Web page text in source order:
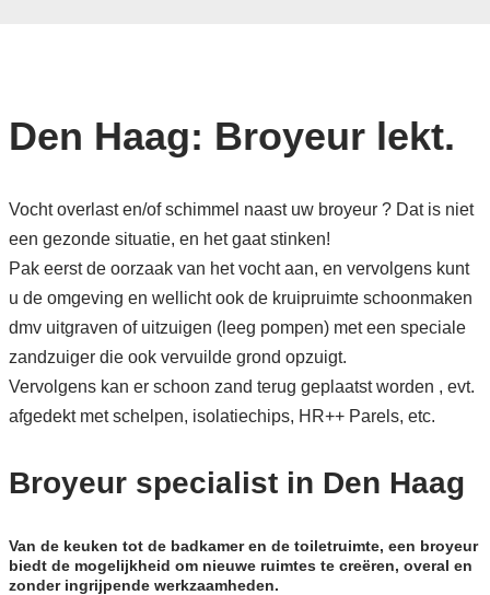
Den Haag: Broyeur lekt.
Vocht overlast en/of schimmel naast uw broyeur ? Dat is niet
een gezonde situatie, en het gaat stinken!
Pak eerst de oorzaak van het vocht aan, en vervolgens kunt
u de omgeving en wellicht ook de kruipruimte schoonmaken
dmv uitgraven of uitzuigen (leeg pompen) met een speciale
zandzuiger die ook vervuilde grond opzuigt.
Vervolgens kan er schoon zand terug geplaatst worden , evt.
afgedekt met schelpen, isolatiechips, HR++ Parels, etc.
Broyeur specialist in Den Haag
Van de keuken tot de badkamer en de toiletruimte, een broyeur
biedt de mogelijkheid om nieuwe ruimtes te creëren, overal en
zonder ingrijpende werkzaamheden.